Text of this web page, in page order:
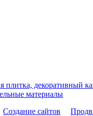
плитка, декоративный
материалы
Создание сайтов